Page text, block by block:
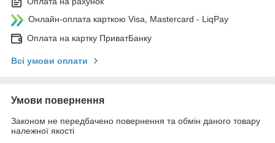
Онлайн-оплата карткою Visa, Mastercard - LiqPay
Оплата на картку ПриватБанку
Всі умови оплати
Умови повернення
Законом не передбачено повернення та обмін даного товару
належної якості